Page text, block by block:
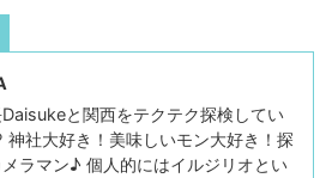
と関西をテクテク探検してい
社大好き！美味しいモン大好き！探
ラマン♪ 個人的にはイルジリオとい